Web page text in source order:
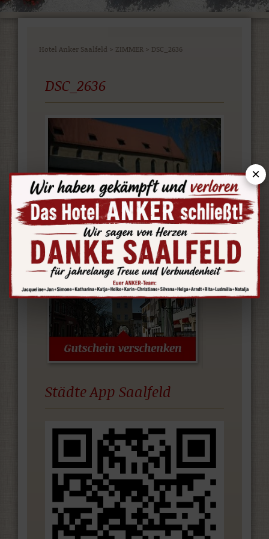
Hotel Anker Saalfeld > ZIMMER > DSC_2636
DSC_2636
Städte App Saalfeld
×